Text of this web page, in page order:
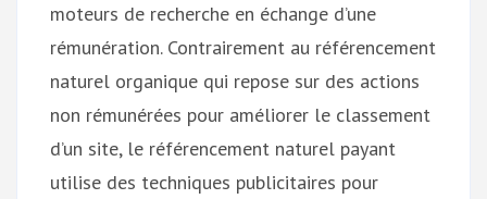
moteurs de recherche en échange d’une
rémunération. Contrairement au référencement
naturel organique qui repose sur des actions
non rémunérées pour améliorer le classement
d’un site, le référencement naturel payant
utilise des techniques publicitaires pour